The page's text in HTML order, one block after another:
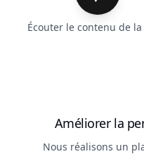
Blog CRO & E-commerce
Guides CRO à télécharger
Écouter le contenu de
Améliorer la
Nous réalisons un